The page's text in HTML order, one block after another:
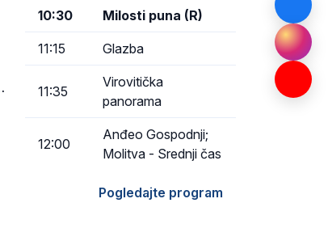
10:30 Milosti puna (R)
11:15 Glazba
11:35
Virovitička
panorama
12:00
Anđeo Gospodnji;
Molitva - Srednji čas
Pogledajte program